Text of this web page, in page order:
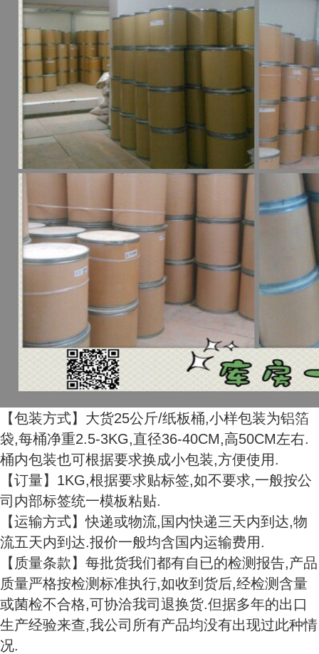
【包装方式】大货25公斤/纸板桶,小样包装为铝箔
袋,每桶净重2.5-3KG,直径36-40CM,高50CM左右.
桶内包装也可根据要求换成小包装,方便使用.
【订量】1KG,根据要求贴标签,如不要求,一般按公
司内部标签统一模板粘贴.
【运输方式】快递或物流,国内快递三天内到达,物
流五天内到达.报价一般均含国内运输费用.
【质量条款】每批货我们都有自已的检测报告,产品
质量严格按检测标准执行,如收到货后,经检测含量
或菌检不合格,可协洽我司退换货.但据多年的出口
生产经验来查,我公司所有产品均没有出现过此种情
况.